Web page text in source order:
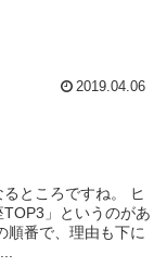
2019.04.06
ところですね。 ヒ
」というのがあ
順番で、理由も下に